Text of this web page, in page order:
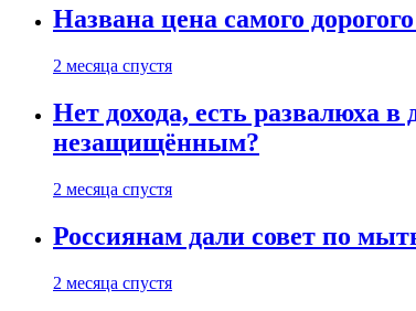
Названа цена самого
2 месяца спустя
Нет дохода, есть развалюха
незащищённым?
2 месяца спустя
Россиянам дали совет по
2 месяца спустя